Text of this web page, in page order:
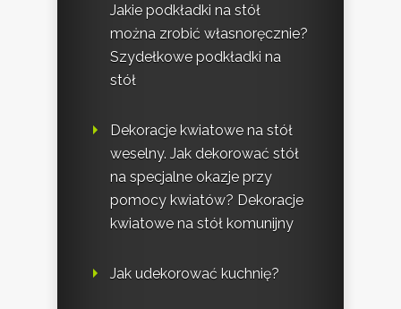
Jakie podkładki na stół
można zrobić własnoręcznie?
Szydełkowe podkładki na
stół
Dekoracje kwiatowe na stół
weselny. Jak dekorować stół
na specjalne okazje przy
pomocy kwiatów? Dekoracje
kwiatowe na stół komunijny
Jak udekorować kuchnię?